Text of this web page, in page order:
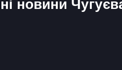
новини